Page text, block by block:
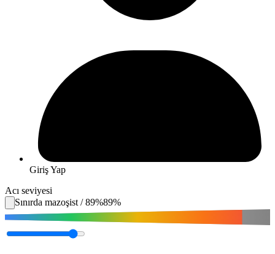
Giriş Yap
Acı seviyesi
Sınırda mazoşist /89%89%